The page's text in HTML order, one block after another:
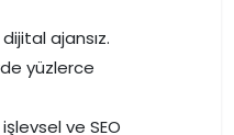
ajansız.
yüzlerce
ve SEO